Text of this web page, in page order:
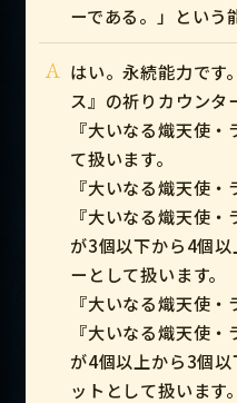
ーである。」という
A はい。永続能力です
ス』の祈りカウンタ
『大いなる熾天使
て扱います。
『大いなる熾天使
『大いなる熾天使
が3個以下から4個
ーとして扱います。
『大いなる熾天使
『大いなる熾天使
が4個以上から3個
ットとして扱います。